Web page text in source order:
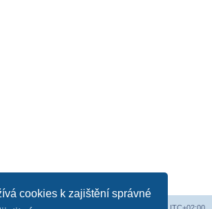
cookies k zajištění správné
UTC+02:00